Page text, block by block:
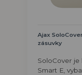
Ajax
zásuvky
SoloCover
Smart E,